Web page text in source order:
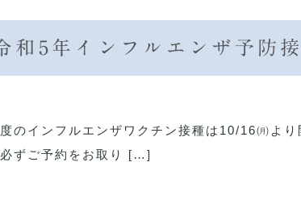
和5年インフルエンザ予防
のインフルエンザワクチン接種は10/16㈪よ
ずご予約をお取り […]